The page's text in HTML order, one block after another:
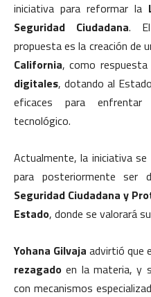
iniciativa para reformar la
Seguridad Ciudadana.
propuesta es la creación de
California, como
digitales, dotando al
eficaces para
tecnológico.
Actualmente, la iniciativa
para posteriormente ser
Seguridad Ciudadana y
Estado, donde se valorará
Yohana Gilvaja advirtió que
rezagado en la materia, y
con mecanismos